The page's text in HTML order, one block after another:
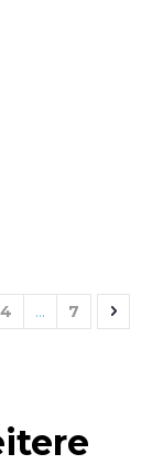
4 ... 7